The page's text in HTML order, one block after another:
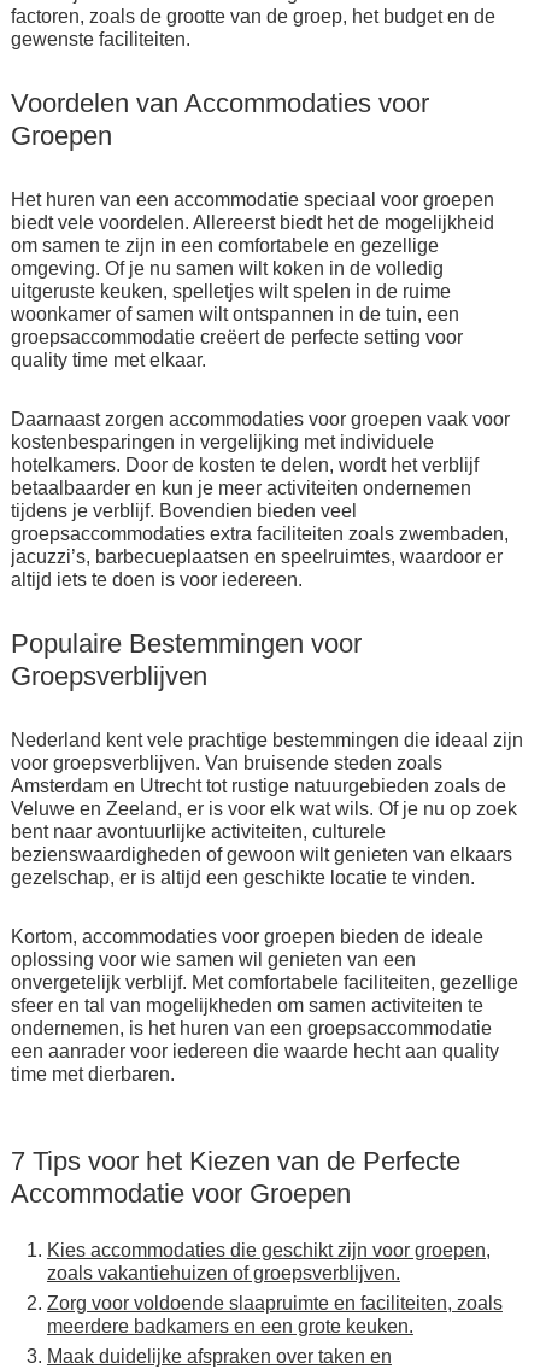
factoren, zoals de grootte van de groep, het budget en de
gewenste faciliteiten.
Voordelen van Accommodaties voor
Groepen
Het huren van een accommodatie speciaal voor groepen
biedt vele voordelen. Allereerst biedt het de mogelijkheid
om samen te zijn in een comfortabele en gezellige
omgeving. Of je nu samen wilt koken in de volledig
uitgeruste keuken, spelletjes wilt spelen in de ruime
woonkamer of samen wilt ontspannen in de tuin, een
groepsaccommodatie creëert de perfecte setting voor
quality time met elkaar.
Daarnaast zorgen accommodaties voor groepen vaak voor
kostenbesparingen in vergelijking met individuele
hotelkamers. Door de kosten te delen, wordt het verblijf
betaalbaarder en kun je meer activiteiten ondernemen
tijdens je verblijf. Bovendien bieden veel
groepsaccommodaties extra faciliteiten zoals zwembaden,
jacuzzi’s, barbecueplaatsen en speelruimtes, waardoor er
altijd iets te doen is voor iedereen.
Populaire Bestemmingen voor
Groepsverblijven
Nederland kent vele prachtige bestemmingen die ideaal zijn
voor groepsverblijven. Van bruisende steden zoals
Amsterdam en Utrecht tot rustige natuurgebieden zoals de
Veluwe en Zeeland, er is voor elk wat wils. Of je nu op zoek
bent naar avontuurlijke activiteiten, culturele
bezienswaardigheden of gewoon wilt genieten van elkaars
gezelschap, er is altijd een geschikte locatie te vinden.
Kortom, accommodaties voor groepen bieden de ideale
oplossing voor wie samen wil genieten van een
onvergetelijk verblijf. Met comfortabele faciliteiten, gezellige
sfeer en tal van mogelijkheden om samen activiteiten te
ondernemen, is het huren van een groepsaccommodatie
een aanrader voor iedereen die waarde hecht aan quality
time met dierbaren.
7 Tips voor het Kiezen van de Perfecte
Accommodatie voor Groepen
Kies accommodaties die geschikt zijn voor groepen,
zoals vakantiehuizen of groepsverblijven.
Zorg voor voldoende slaapruimte en faciliteiten, zoals
meerdere badkamers en een grote keuken.
Maak duidelijke afspraken over taken en